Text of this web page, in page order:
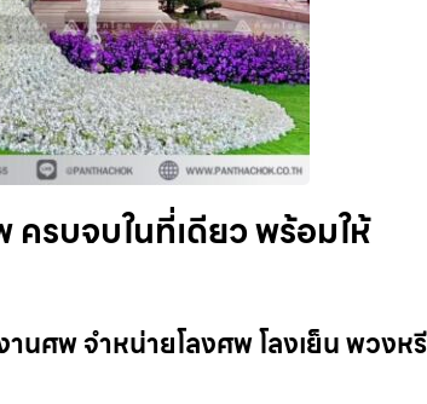
รบจบในที่เดียว พร้อมให้
นศพ จำหน่ายโลงศพ โลงเย็น พวงห